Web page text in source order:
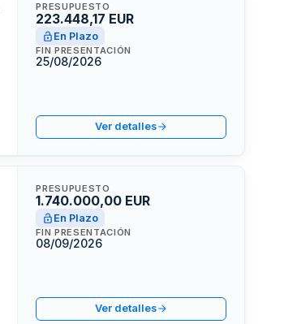
PRESUPUESTO
223.448,17 EUR
En Plazo
FIN PRESENTACIÓN
25/08/2026
Ver detalles
PRESUPUESTO
1.740.000,00 EUR
En Plazo
FIN PRESENTACIÓN
08/09/2026
Ver detalles